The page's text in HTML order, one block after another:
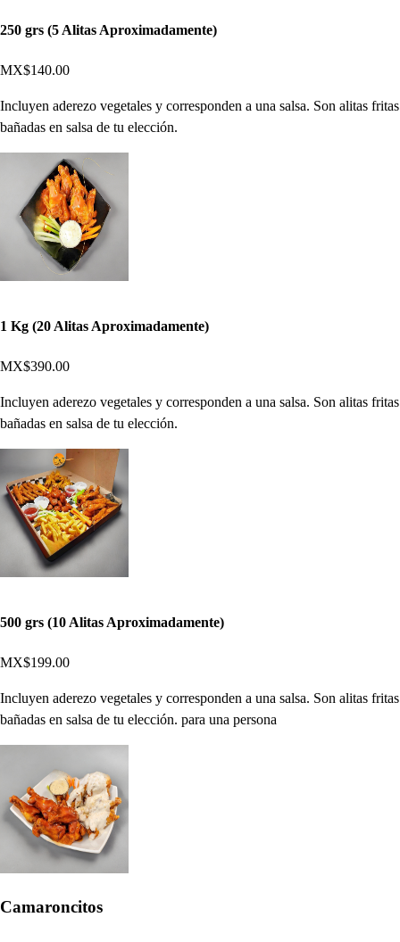
250 grs (5 Alitas Aproximadamente)
MX$140.00
Incluyen aderezo vegetales y corresponden a una salsa. Son alitas fritas
bañadas en salsa de tu elección.
1 Kg (20 Alitas Aproximadamente)
MX$390.00
Incluyen aderezo vegetales y corresponden a una salsa. Son alitas fritas
bañadas en salsa de tu elección.
500 grs (10 Alitas Aproximadamente)
MX$199.00
Incluyen aderezo vegetales y corresponden a una salsa. Son alitas fritas
bañadas en salsa de tu elección. para una persona
Camaroncitos